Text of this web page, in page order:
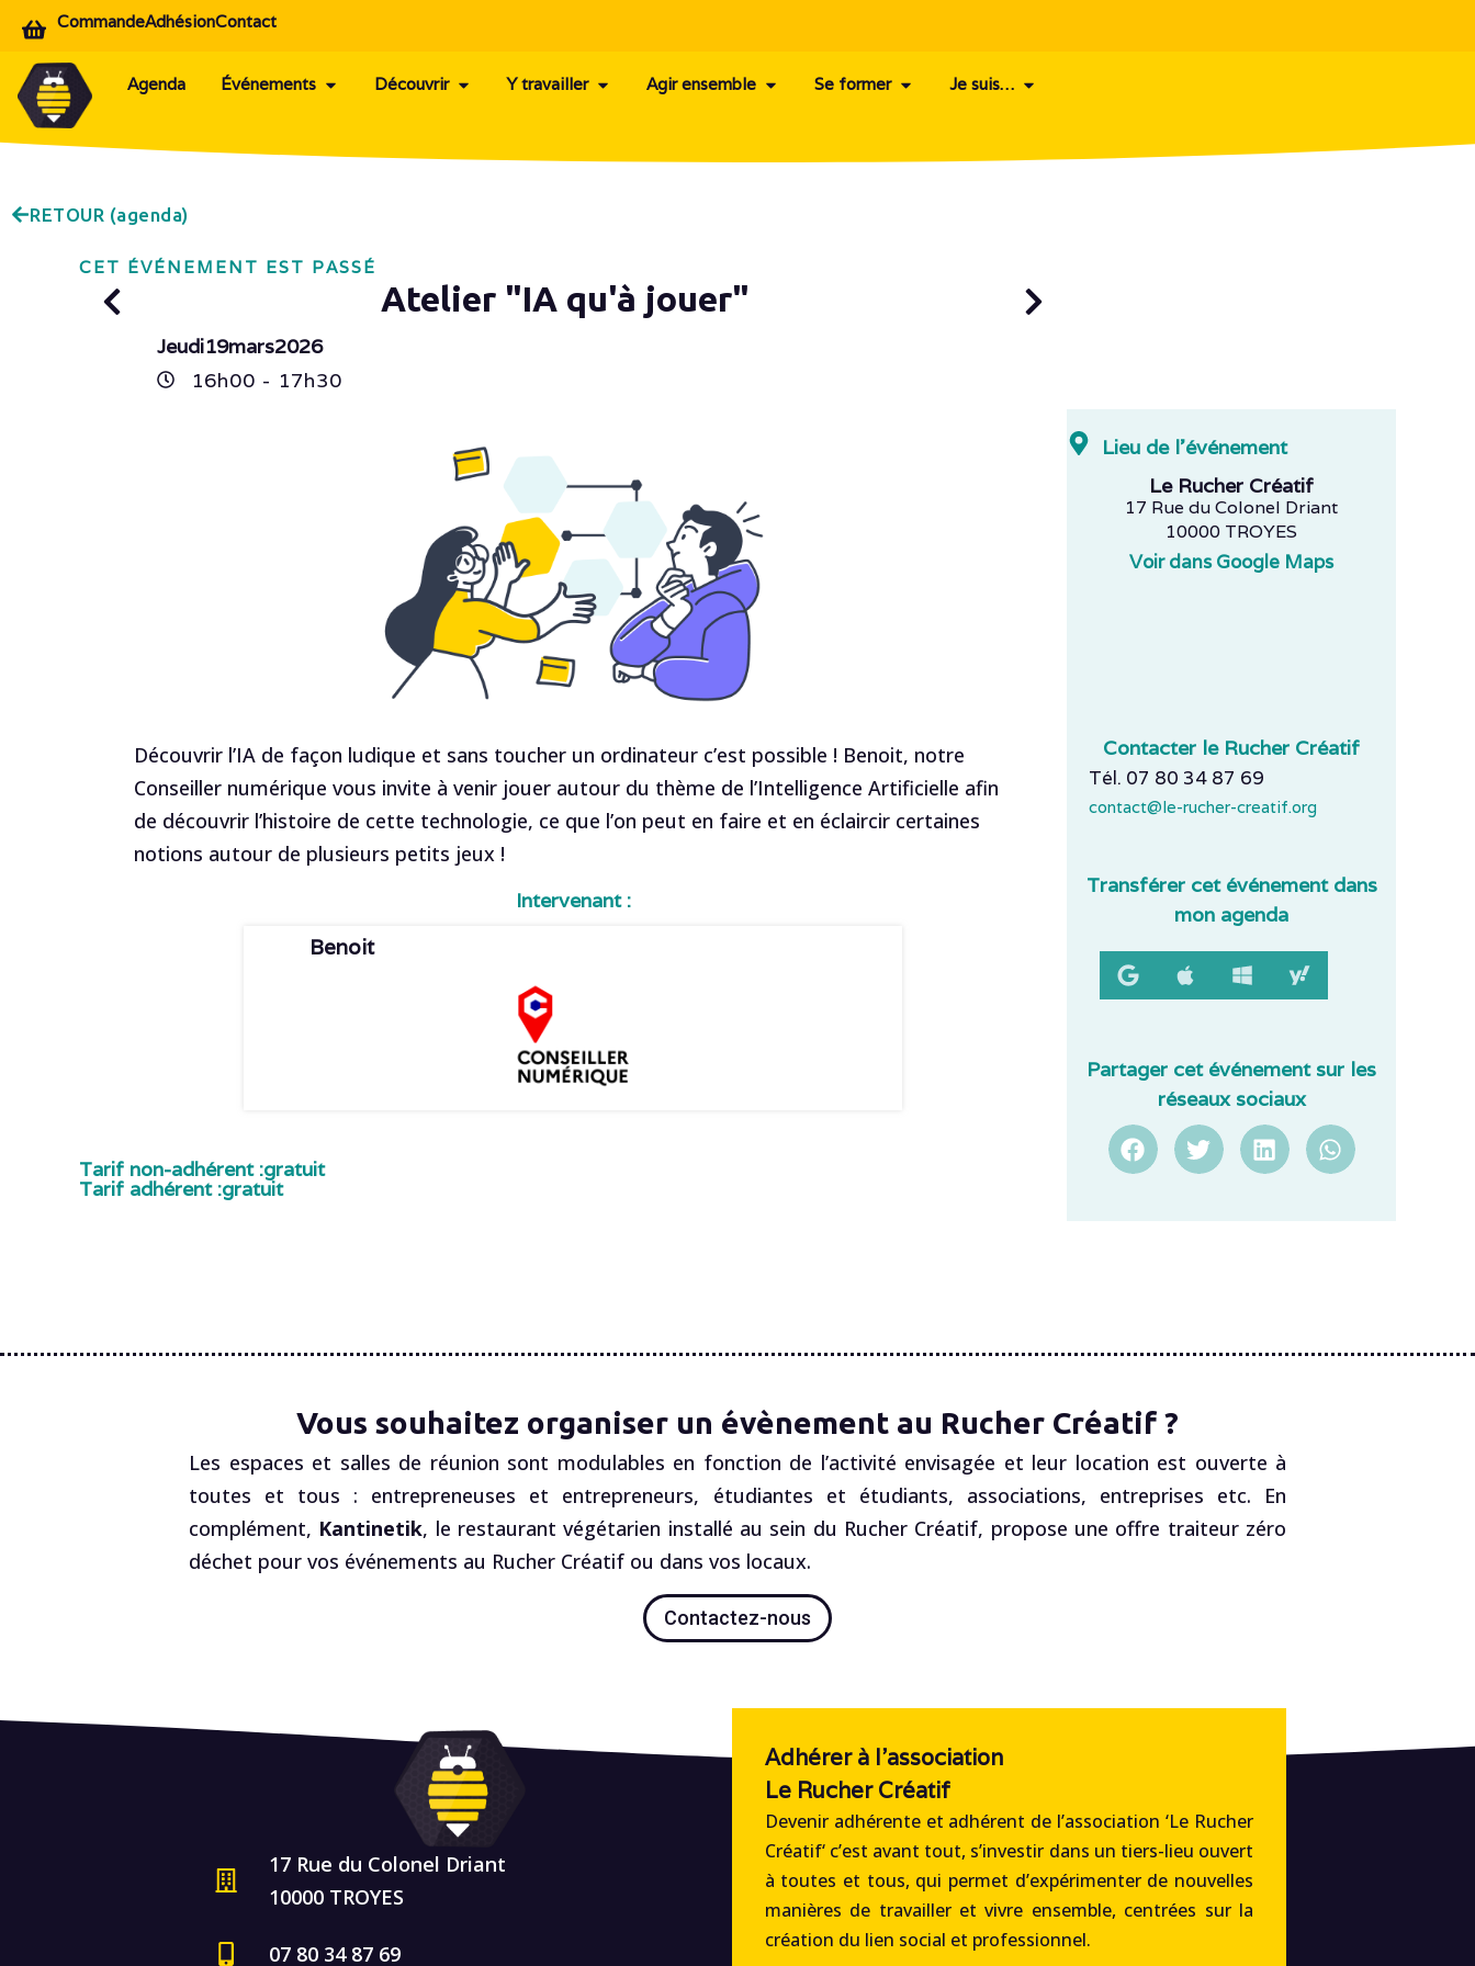
CommandeAdhésionContact
Agenda Événements Découvrir Y travailler Agir ensemble Se former Je suis…
RETOUR (agenda)
CET ÉVÉNEMENT EST PASSÉ
Atelier "IA qu'à jouer"
Jeudi19mars2026
16h00 - 17h30
Lieu de l'événement
Le Rucher Créatif
17 Rue du Colonel Driant
10000 TROYES
Voir dans Google Maps
Découvrir l’IA de façon ludique et sans toucher un ordinateur c’est possible ! Benoit, notre
Conseiller numérique vous invite à venir jouer autour du thème de l’Intelligence Artificielle afin
de découvrir l’histoire de cette technologie, ce que l’on peut en faire et en éclaircir certaines
notions autour de plusieurs petits jeux !
Intervenant :
Benoit
Tarif non-adhérent :gratuit
Tarif adhérent :gratuit
Contacter le Rucher Créatif
Tél. 07 80 34 87 69
contact@le-rucher-creatif.org
Transférer cet événement dans
mon agenda
Partager cet événement sur les
réseaux sociaux
Vous souhaitez organiser un évènement au Rucher Créatif ?
Les espaces et salles de réunion sont modulables en fonction de l’activité envisagée et leur location est ouverte à
toutes et tous : entrepreneuses et entrepreneurs, étudiantes et étudiants, associations, entreprises etc. En
complément, Kantinetik, le restaurant végétarien installé au sein du Rucher Créatif, propose une offre traiteur zéro
déchet pour vos événements au Rucher Créatif ou dans vos locaux.
Contactez-nous
17 Rue du Colonel Driant
10000 TROYES
07 80 34 87 69
Adhérer à l'association
Le Rucher Créatif
Devenir adhérente et adhérent de l’association ‘Le Rucher
Créatif‘ c’est avant tout, s’investir dans un tiers-lieu ouvert
à toutes et tous, qui permet d’expérimenter de nouvelles
manières de travailler et vivre ensemble, centrées sur la
création du lien social et professionnel.